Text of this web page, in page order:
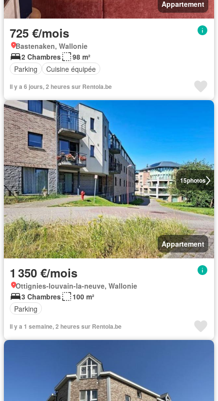
Appartement
725 €/mois
Bastenaken, Wallonie
2 Chambres
98 m²
Parking
Cuisine équipée
Il y a 6 jours, 2 heures sur Rentola.be
15photos
Appartement
1 350 €/mois
Ottignies-louvain-la-neuve, Wallonie
3 Chambres
100 m²
Parking
Il y a 1 semaine, 2 heures sur Rentola.be